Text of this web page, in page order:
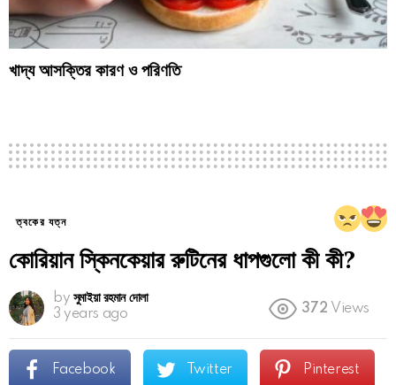
খাদ্য আসক্তির কারণ ও পরিণতি
ত্বকের যত্ন
কোরিয়ান স্কিনকেয়ার রুটিনের ধাপগুলো কী কী?
by সুমাইয়া রহমান দোলা
3 years ago
372 Views
Facebook Twitter Pinterest